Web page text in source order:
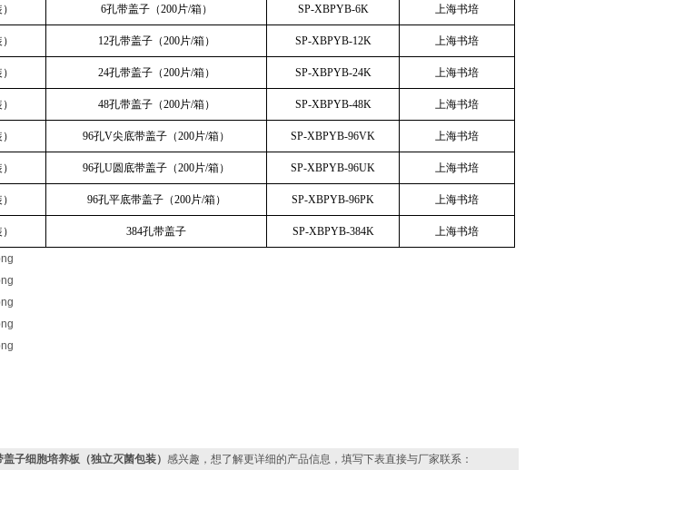
6孔带盖子（200片/箱） SP-XBPYB-6K 上海书培
12孔带盖子（200片/箱） SP-XBPYB-12K 上海书培
24孔带盖子（200片/箱） SP-XBPYB-24K 上海书培
48孔带盖子（200片/箱） SP-XBPYB-48K 上海书培
96孔V尖底带盖子（200片/箱） SP-XBPYB-96VK 上海书培
96孔U圆底带盖子（200片/箱） SP-XBPYB-96UK 上海书培
96孔平底带盖子（200片/箱） SP-XBPYB-96PK 上海书培
384孔带盖子 SP-XBPYB-384K 上海书培
子细胞培养板（独立灭菌包装） 感兴趣，想了解更详细的产品信息，填写下表直接与厂家联系：